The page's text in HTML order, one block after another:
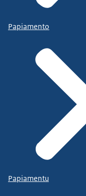
Papiamento
Papiamentu